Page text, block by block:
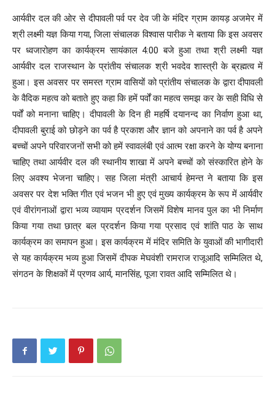
आर्यवीर दल की ओर से दीपावली पर्व पर देव जी के मंदिर ग्राम कायड़ अजमेर में
श्री लक्ष्मी यज्ञ किया गया, जिला संचालक विश्वास पारीक ने बताया कि इस अवसर
पर ध्वजारोहण का कार्यक्रम सायंकाल 4:00 बजे हुआ तथा श्री लक्ष्मी यज्ञ
आर्यवीर दल राजस्थान के प्रांतीय संचालक श्री भवदेव शास्त्री के ब्रह्मत्व में
हुआ। इस अवसर पर समस्त ग्राम वासियों को प्रांतीय संचालक के द्वारा दीपावली
के वैदिक महत्व को बताते हुए कहा कि हमें पर्वों का महत्व समझ कर के सही विधि से
पर्वों को मनाना चाहिए। दीपावली के दिन ही महर्षि दयानन्द का निर्वाण हुआ था,
दीपावली बुराई को छोड़ने का पर्व है प्रकाश और ज्ञान को अपनाने का पर्व है अपने
बच्चों अपने परिवारजनों सभी को हमें स्वावलंबी एवं आत्म रक्षा करने के योग्य बनाना
चाहिए तथा आर्यवीर दल की स्थानीय शाखा में अपने बच्चों को संस्कारित होने के
लिए अवश्य भेजना चाहिए। सह जिला मंत्री आचार्य हेमन्त ने बताया कि इस
अवसर पर देश भक्ति गीत एवं भजन भी हुए एवं मुख्य कार्यक्रम के रूप में आर्यवीर
एवं वीरांगनाओं द्वारा भव्य व्यायाम प्रदर्शन जिसमें विशेष मानव पुल का भी निर्माण
किया गया तथा छात्र बल प्रदर्शन किया गया प्रसाद एवं शांति पाठ के साथ
कार्यक्रम का समापन हुआ। इस कार्यक्रम में मंदिर समिति के युवाओं की भागीदारी
से यह कार्यक्रम भव्य हुआ जिसमें दीपक मेघवंशी रामराज राजूआदि सम्मिलित थे,
संगठन के शिक्षकों में प्रणव आर्य, मानसिंह, पूजा रावत आदि सम्मिलित थे।